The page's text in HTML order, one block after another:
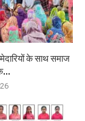
के साथ समाज